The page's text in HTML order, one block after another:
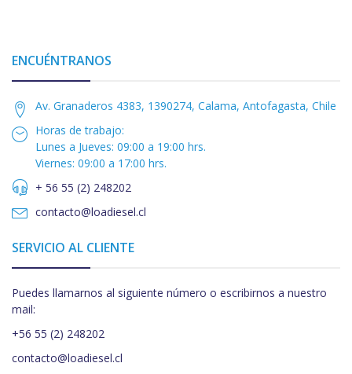
ENCUÉNTRANOS
Av. Granaderos 4383, 1390274, Calama, Antofagasta, Chile
Horas de trabajo:
Lunes a Jueves: 09:00 a 19:00 hrs.
Viernes: 09:00 a 17:00 hrs.
+ 56 55 (2) 248202
contacto@loadiesel.cl
SERVICIO AL CLIENTE
Puedes llamarnos al siguiente número o escribirnos a nuestro
mail:
+56 55 (2) 248202
contacto@loadiesel.cl